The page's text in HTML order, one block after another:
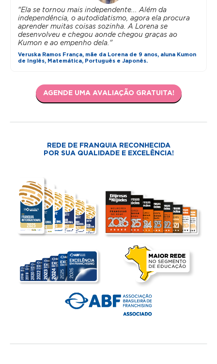
"Ela se tornou mais independente... Além da
independência, o autodidatismo, agora ela procura
aprender muitas coisas sozinha. A Lorena se
desenvolveu e chegou aonde chegou graças ao
Kumon e ao empenho dela."
Veruska Ramos França, mãe da Lorena de 9 anos, aluna Kumon
de Inglês, Matemática, Português e Japonês.
AGENDE UMA AVALIAÇÃO GRATUITA!
REDE DE FRANQUIA RECONHECIDA
POR SUA QUALIDADE E EXCELÊNCIA!